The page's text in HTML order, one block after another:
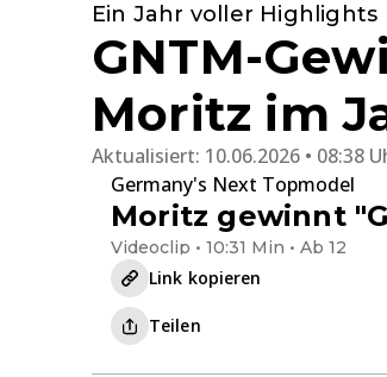
Ein Jahr voller Highlights
GNTM-
Moritz im
Aktualisiert: 10.06.2026 • 08:38
Germany's Next Topmodel
Moritz gewinnt
Videoclip • 10:31 Min • Ab 12
Link kopieren
Teilen